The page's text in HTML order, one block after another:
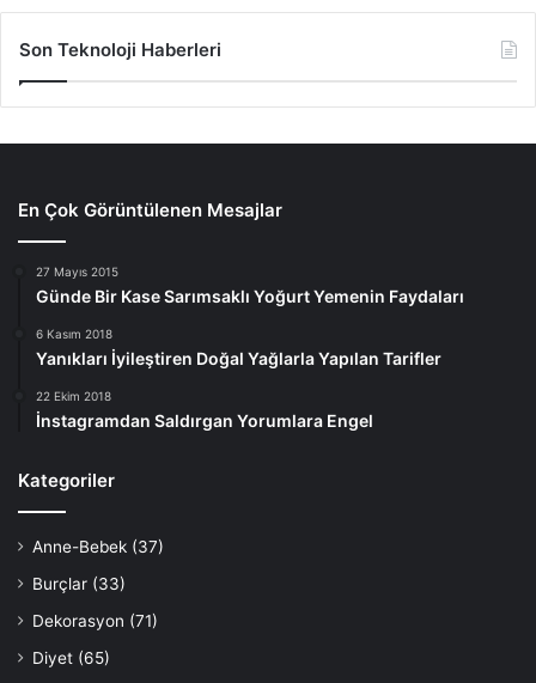
Son Teknoloji Haberleri
En Çok Görüntülenen Mesajlar
27 Mayıs 2015
Günde Bir Kase Sarımsaklı Yoğurt Yemenin Faydaları
6 Kasım 2018
Yanıkları İyileştiren Doğal Yağlarla Yapılan Tarifler
22 Ekim 2018
İnstagramdan Saldırgan Yorumlara Engel
Kategoriler
Anne-Bebek (37)
Burçlar (33)
Dekorasyon (71)
Diyet (65)